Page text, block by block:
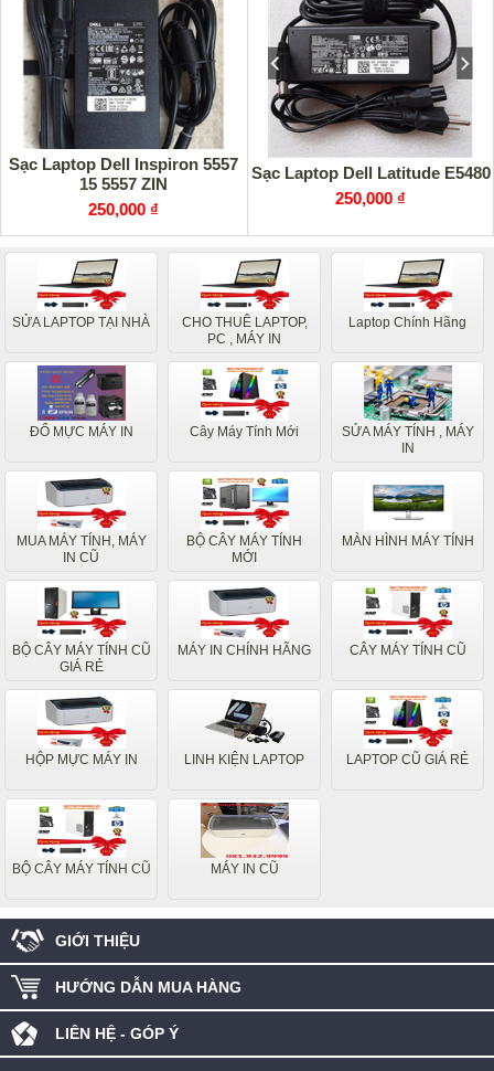
Sạc Laptop Dell Inspiron 5557
15 5557 ZIN
250,000 ₫
Sạc Laptop Dell Latitude E5480
250,000 ₫
SỬA LAPTOP TẠI NHÀ
CHO THUÊ LAPTOP,
PC , MÁY IN
Laptop Chính Hãng
ĐỔ MỰC MÁY IN Cây Máy Tính Mới
SỬA MÁY TÍNH , MÁY
IN
MUA MÁY TÍNH, MÁY
IN CŨ
BỘ CÂY MÁY TÍNH
MỚI
MÀN HÌNH MÁY TÍNH
BỘ CÂY MÁY TÍNH CŨ
GIÁ RẺ
MÁY IN CHÍNH HÃNG CÂY MÁY TÍNH CŨ
HỘP MỰC MÁY IN LINH KIỆN LAPTOP LAPTOP CŨ GIÁ RẺ
BỘ CÂY MÁY TÍNH CŨ MÁY IN CŨ
GIỚI THIỆU
HƯỚNG DẪN MUA HÀNG
LIÊN HỆ - GÓP Ý